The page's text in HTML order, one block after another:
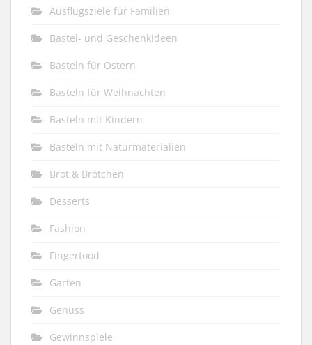
Ausflugsziele für Familien
Bastel- und Geschenkideen
Basteln für Ostern
Basteln für Weihnachten
Basteln mit Kindern
Basteln mit Naturmaterialien
Brot & Brötchen
Desserts
Fashion
Fingerfood
Garten
Genuss
Gewinnspiele